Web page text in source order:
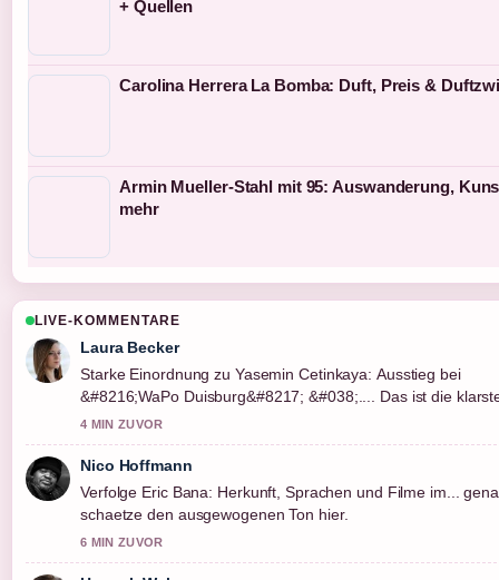
+ Quellen
Carolina Herrera La Bomba: Duft, Preis &
Armin Mueller-Stahl mit 95: Auswanderung,
mehr
LIVE-KOMMENTARE
Laura Becker
Starke Einordnung zu Yasemin Cetinkaya: Ausstieg bei
&#8216;WaPo Duisburg&#8217; &#038;.... Das ist die
Zusammenfassung, die ich heute gesehen habe.
4 MIN ZUVOR
Nico Hoffmann
Verfolge Eric Bana: Herkunft, Sprachen und Filme im...
schaetze den ausgewogenen Ton hier.
6 MIN ZUVOR